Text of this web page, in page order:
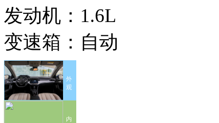
发动机： 1.6L
变速箱： 自动
外
观
内